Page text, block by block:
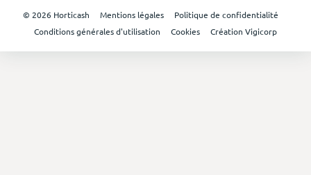
© 2026 Horticash Mentions légales
Politique de confidentialité
Conditions générales d'utilisation
Cookies Création Vigicorp